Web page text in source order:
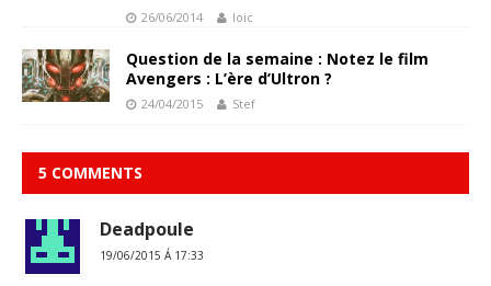
26/06/2014 loic
Question de la semaine : Notez le film
Avengers : L’ère d’Ultron ?
24/04/2015 Stef
5 COMMENTS
Deadpoule
19/06/2015 Á 17:33